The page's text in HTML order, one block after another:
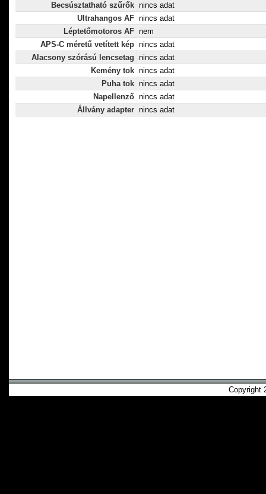
Becsúsztatható szűrők nincs adat
Ultrahangos AF nincs adat
Léptetőmotoros AF nem
APS-C méretű vetített kép nincs adat
Alacsony szórású lencsetag nincs adat
Kemény tok nincs adat
Puha tok nincs adat
Napellenző nincs adat
Állvány adapter nincs adat
Copyright